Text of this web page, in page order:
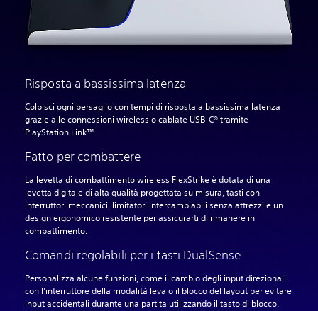
Risposta a bassissima latenza
Colpisci ogni bersaglio con tempi di risposta a bassissima latenza
grazie alle connessioni wireless o cablate USB-C® tramite
PlayStation Link™.
Fatto per combattere
La levetta di combattimento wireless FlexStrike è dotata di una
levetta digitale di alta qualità progettata su misura, tasti con
interruttori meccanici, limitatori intercambiabili senza attrezzi e un
design ergonomico resistente per assicurarti di rimanere in
combattimento.‎
Comandi regolabili per i tasti DualSense
Personalizza alcune funzioni, come il cambio degli input direzionali
con l'interruttore della modalità leva o il blocco del layout per evitare
input accidentali durante una partita utilizzando il tasto di blocco.